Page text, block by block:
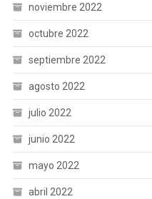
noviembre 2022
octubre 2022
septiembre 2022
agosto 2022
julio 2022
junio 2022
mayo 2022
abril 2022